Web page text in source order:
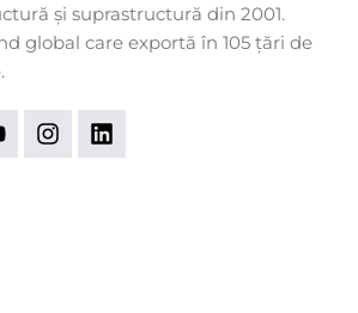
și suprastructură din 2001.
global care exportă în 105 țări de